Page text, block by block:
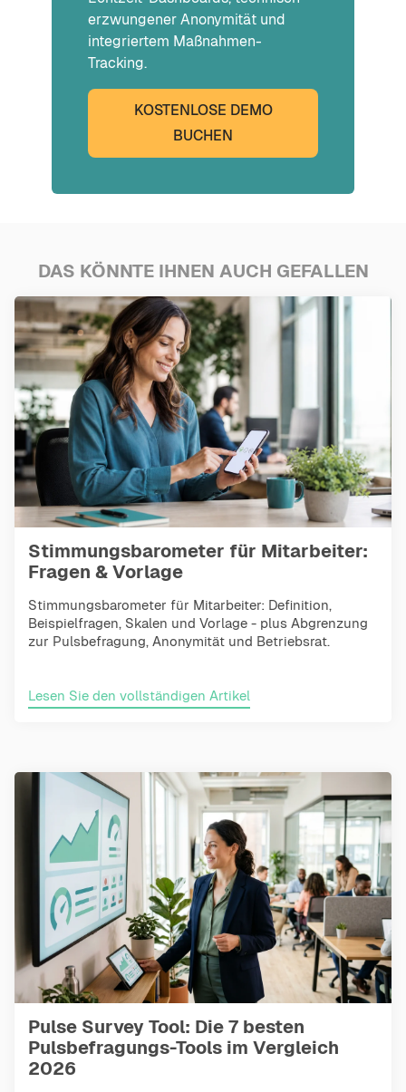
erzwungener Anonymität und
integriertem Maßnahmen-
Tracking.
KOSTENLOSE DEMO
BUCHEN
DAS KÖNNTE IHNEN AUCH GEFALLEN
Stimmungsbarometer für Mitarbeiter:
Fragen & Vorlage
Stimmungsbarometer für Mitarbeiter: Definition,
Beispielfragen, Skalen und Vorlage - plus Abgrenzung
zur Pulsbefragung, Anonymität und Betriebsrat.
Lesen Sie den vollständigen Artikel
Pulse Survey Tool: Die 7 besten
Pulsbefragungs-Tools im Vergleich
2026